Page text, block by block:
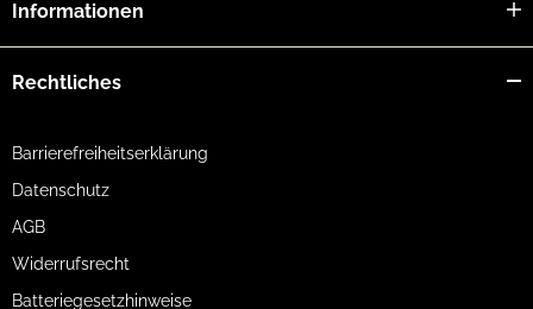
Informationen
Rechtliches
Barrierefreiheitserklärung
Datenschutz
AGB
Widerrufsrecht
Batteriegesetzhinweise